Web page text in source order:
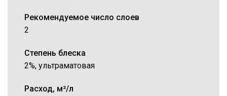
Рекомендуемое число слоев
2
Степень блеска
2%, ультраматовая
Расход, м²/л